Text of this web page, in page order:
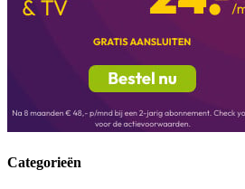
Categorieën